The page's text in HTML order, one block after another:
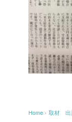
Home › 取材